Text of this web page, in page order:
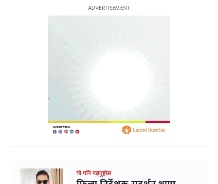
यो पनि पढ्नुहोस